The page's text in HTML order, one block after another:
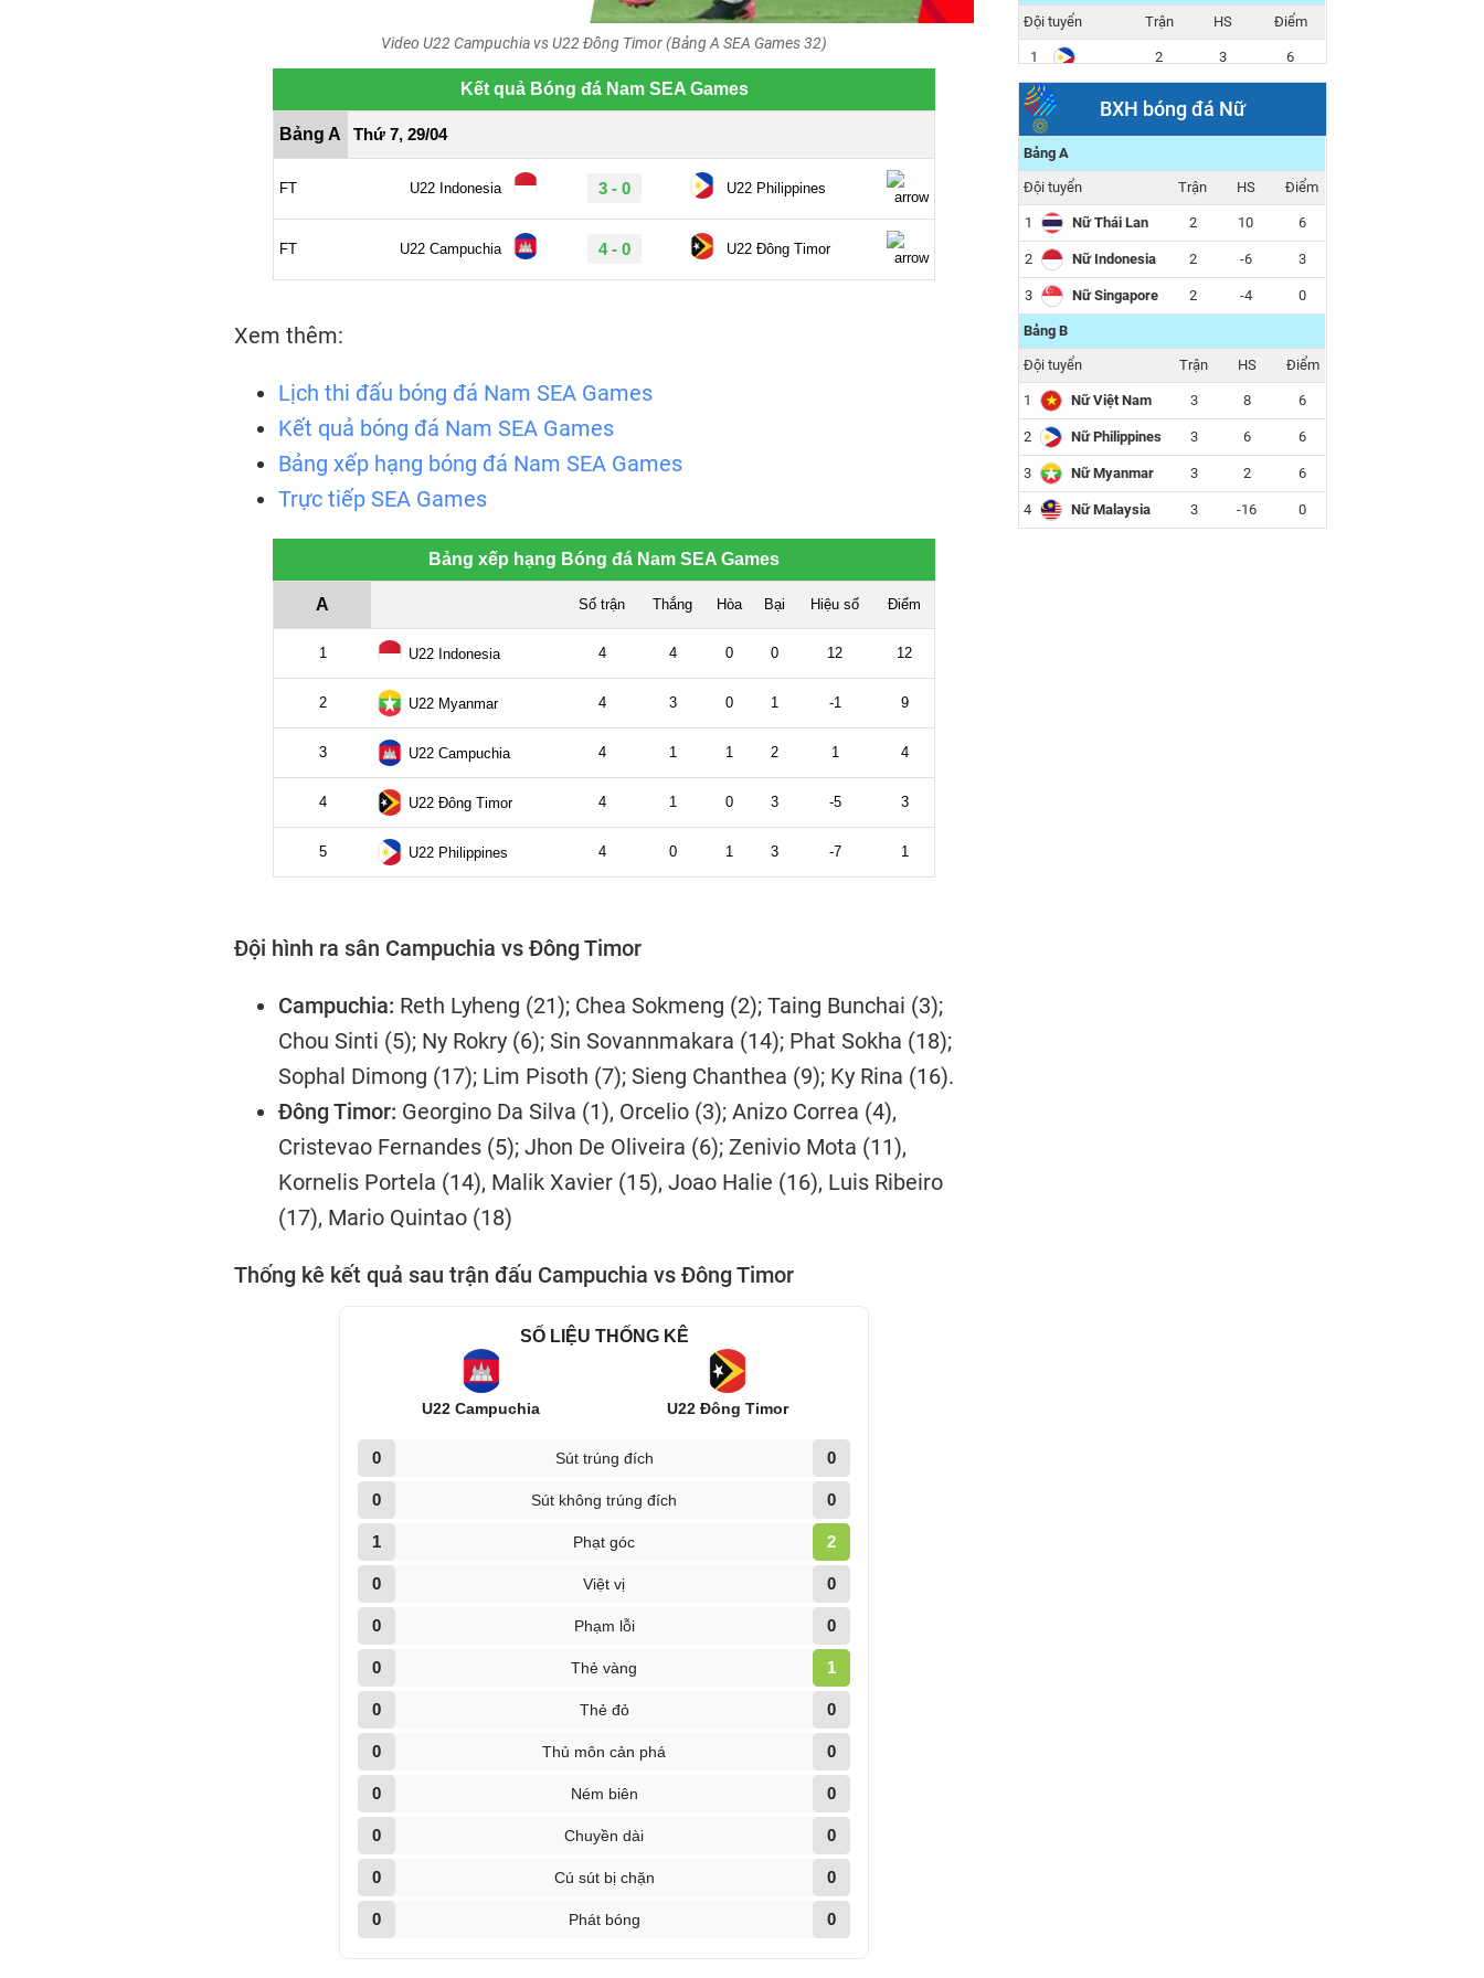
Video U22 Campuchia vs U22 Đông Timor (Bảng A SEA Games 32)
Xem thêm:
Lịch thi đấu bóng đá Nam SEA Games
Kết quả bóng đá Nam SEA Games
Bảng xếp hạng bóng đá Nam SEA Games
Trực tiếp SEA Games
Đội hình ra sân Campuchia vs Đông Timor
Campuchia: Reth Lyheng (21); Chea Sokmeng (2); Taing Bunchai (3);
Chou Sinti (5); Ny Rokry (6); Sin Sovannmakara (14); Phat Sokha (18);
Sophal Dimong (17); Lim Pisoth (7); Sieng Chanthea (9); Ky Rina (16).
Đông Timor: Georgino Da Silva (1), Orcelio (3); Anizo Correa (4),
Cristevao Fernandes (5); Jhon De Oliveira (6); Zenivio Mota (11),
Kornelis Portela (14), Malik Xavier (15), Joao Halie (16), Luis Ribeiro
(17), Mario Quintao (18)
Thống kê kết quả sau trận đấu Campuchia vs Đông Timor
Đội tuyển Trận HS Điểm
1 2 3 6
2
3
BXH bóng đá Nữ
Bảng A
Đội tuyển Trận HS Điểm
1 Nữ Thái Lan 2 10 6
2 Nữ Indonesia 2 -6 3
3 Nữ Singapore 2 -4 0
Bảng B
Đội tuyển Trận HS Điểm
1 Nữ Việt Nam 3 8 6
2 Nữ Philippines 3 6 6
3 Nữ Myanmar 3 2 6
4 Nữ Malaysia 3 -16 0